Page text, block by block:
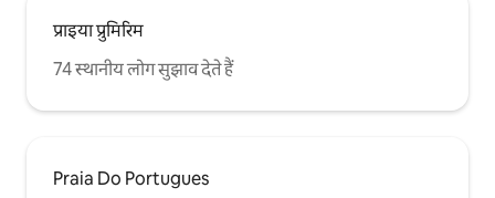
प्राइया प्रुमिरिम
74 स्थानीय लोग सुझाव देते हैं
Praia Do Portugues